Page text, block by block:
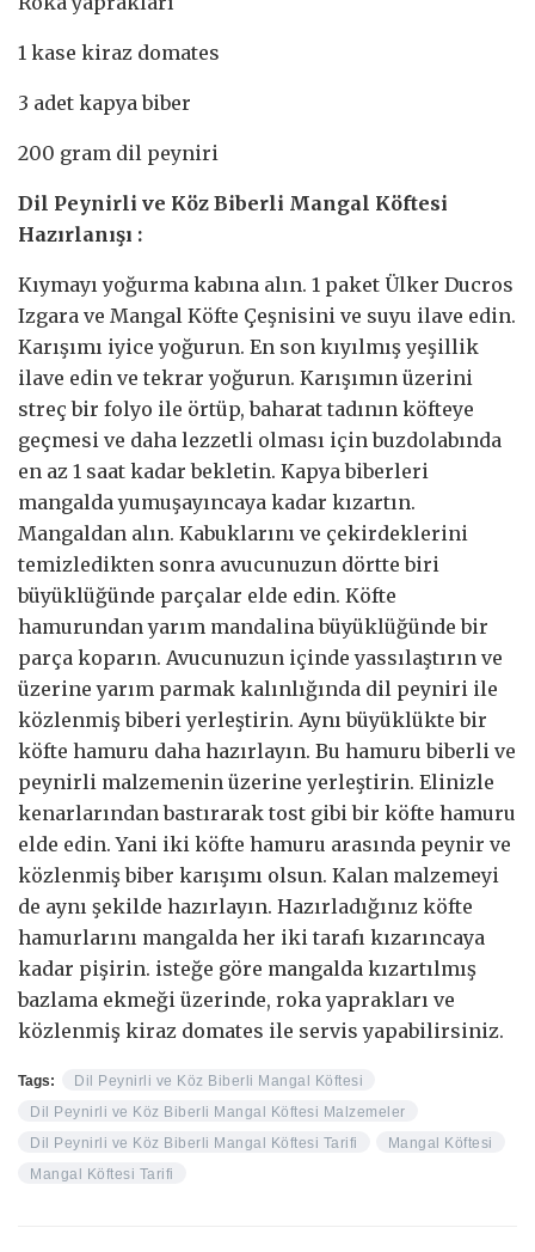
1 kase kiraz domates
3 adet kapya biber
200 gram dil peyniri
Dil Peynirli ve Köz Biberli Mangal Köftesi
Hazırlanışı :
Kıymayı yoğurma kabına alın. 1 paket Ülker Ducros
Izgara ve Mangal Köfte Çeşnisini ve suyu ilave edin.
Karışımı iyice yoğurun. En son kıyılmış yeşillik
ilave edin ve tekrar yoğurun. Karışımın üzerini
streç bir folyo ile örtüp, baharat tadının köfteye
geçmesi ve daha lezzetli olması için buzdolabında
en az 1 saat kadar bekletin. Kapya biberleri
mangalda yumuşayıncaya kadar kızartın.
Mangaldan alın. Kabuklarını ve çekirdeklerini
temizledikten sonra avucunuzun dörtte biri
büyüklüğünde parçalar elde edin. Köfte
hamurundan yarım mandalina büyüklüğünde bir
parça koparın. Avucunuzun içinde yassılaştırın ve
üzerine yarım parmak kalınlığında dil peyniri ile
közlenmiş biberi yerleştirin. Aynı büyüklükte bir
köfte hamuru daha hazırlayın. Bu hamuru biberli ve
peynirli malzemenin üzerine yerleştirin. Elinizle
kenarlarından bastırarak tost gibi bir köfte hamuru
elde edin. Yani iki köfte hamuru arasında peynir ve
közlenmiş biber karışımı olsun. Kalan malzemeyi
de aynı şekilde hazırlayın. Hazırladığınız köfte
hamurlarını mangalda her iki tarafı kızarıncaya
kadar pişirin. isteğe göre mangalda kızartılmış
bazlama ekmeği üzerinde, roka yaprakları ve
közlenmiş kiraz domates ile servis yapabilirsiniz.
Tags:
Dil Peynirli ve Köz Biberli Mangal Köftesi
Dil Peynirli ve Köz Biberli Mangal Köftesi Malzemeler
Dil Peynirli ve Köz Biberli Mangal Köftesi Tarifi
Mangal Köftesi
Mangal Köftesi Tarifi